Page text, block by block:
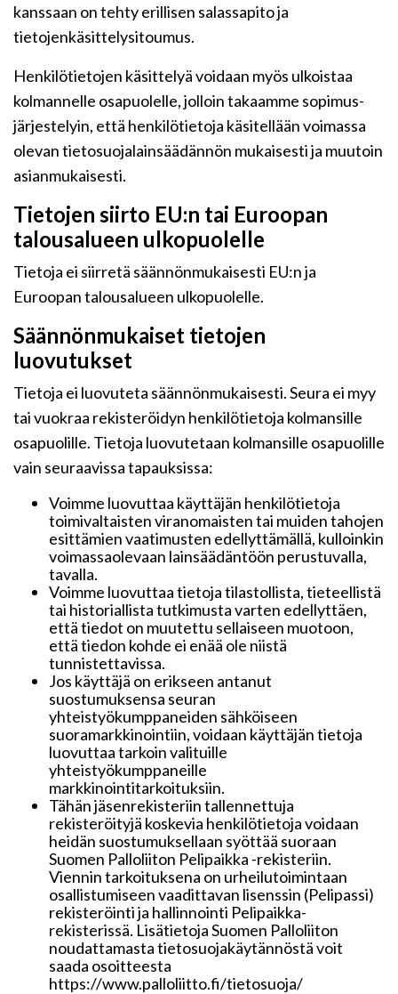
kanssaan on tehty erillisen salassapito ja
tietojenkäsittelysitoumus.
Henkilötietojen käsittelyä voidaan myös ulkoistaa
kolmannelle osapuolelle, jolloin takaamme sopimus-
järjestelyin, että henkilötietoja käsitellään voimassa
olevan tietosuojalainsäädännön mukaisesti ja muutoin
asianmukaisesti.
Tietojen siirto EU:n tai Euroopan
talousalueen ulkopuolelle
Tietoja ei siirretä säännönmukaisesti EU:n ja
Euroopan talousalueen ulkopuolelle.
Säännönmukaiset tietojen
luovutukset
Tietoja ei luovuteta säännönmukaisesti. Seura ei myy
tai vuokraa rekisteröidyn henkilötietoja kolmansille
osapuolille. Tietoja luovutetaan kolmansille osapuolille
vain seuraavissa tapauksissa:
Voimme luovuttaa käyttäjän henkilötietoja
toimivaltaisten viranomaisten tai muiden tahojen
esittämien vaatimusten edellyttämällä, kulloinkin
voimassaolevaan lainsäädäntöön perustuvalla,
tavalla.
Voimme luovuttaa tietoja tilastollista, tieteellistä
tai historiallista tutkimusta varten edellyttäen,
että tiedot on muutettu sellaiseen muotoon,
että tiedon kohde ei enää ole niistä
tunnistettavissa.
Jos käyttäjä on erikseen antanut
suostumuksensa seuran
yhteistyökumppaneiden sähköiseen
suoramarkkinointiin, voidaan käyttäjän tietoja
luovuttaa tarkoin valituille
yhteistyökumppaneille
markkinointitarkoituksiin.
Tähän jäsenrekisteriin tallennettuja
rekisteröityjä koskevia henkilötietoja voidaan
heidän suostumuksellaan syöttää suoraan
Suomen Palloliiton Pelipaikka -rekisteriin.
Viennin tarkoituksena on urheilutoimintaan
osallistumiseen vaadittavan lisenssin (Pelipassi)
rekisteröinti ja hallinnointi Pelipaikka-
rekisterissä. Lisätietoja Suomen Palloliiton
noudattamasta tietosuojakäytännöstä voit
saada osoitteesta
https://www.palloliitto.fi/tietosuoja/